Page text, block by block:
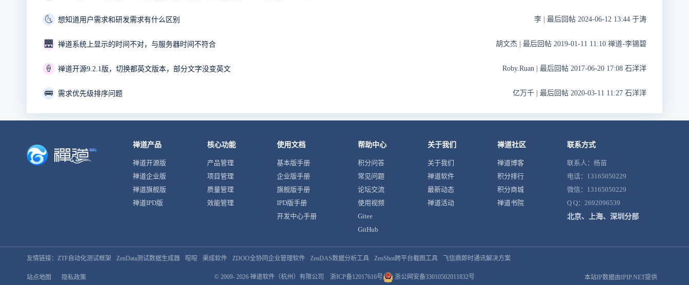
🌜 想知道用户需求和研发需求有什么区别 李 最后回帖 2024-06-12 13:44 于涛
🌉 禅道系统上显示的时间不对，与服务器时间不符合 胡文杰 最后回帖 2019-01-11 11:10 禅道-李锡碧
🍦 禅道开源9.2.1版，切换都英文版本，部分文字没变英文 Roby.Ruan 最后回帖 2017-06-20 17:08 石洋洋
🚌 需求优先级排序问题 亿万千 最后回帖 2020-03-11 11:27 石洋洋
禅道产品
禅道开源版
禅道企业版
禅道旗舰版
禅道IPD版
核心功能
产品管理
项目管理
质量管理
效能管理
使用文档
基本版手册
企业版手册
旗舰版手册
IPD版手册
开发中心手册
帮助中心
积分问答
常见问题
论坛交流
使用视频
Gitee
GitHub
关于我们
关于我们
禅道软件
最新动态
禅道活动
禅道社区
禅道博客
积分排行
积分商城
禅道书院
联系方式
联系人：杨苗
电话：13165050229
微信：13165050229
Q Q：2692096539
北京、上海、深圳分部
友情链接： ZTF自动化测试框架 ZenData测试数据生成器 喧喧 渠成软件 ZDOO全协同企业管理软件 ZenDAS数据分析工具 ZenShot跨平台截图工具 飞信鼎即时通讯解决方案
站点地图 隐私政策 © 2009- 2026 禅道软件（杭州）有限公司 浙ICP备12017616号 浙公网安备33010502011832号 本站IP数据由IPIP.NET提供